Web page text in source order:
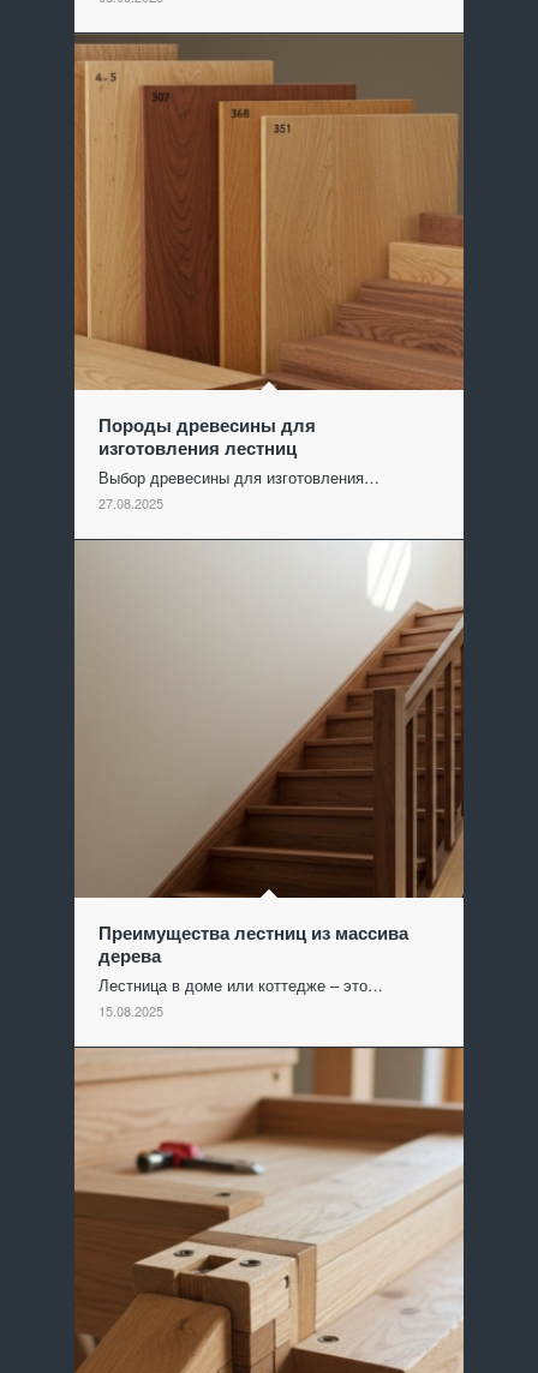
Породы древесины для
изготовления лестниц
Выбор древесины для изготовления…
27.08.2025
Преимущества лестниц из массива
дерева
Лестница в доме или коттедже – это…
15.08.2025